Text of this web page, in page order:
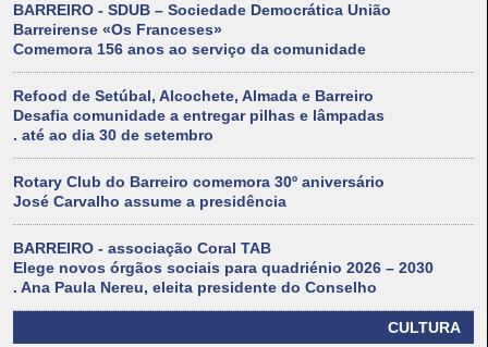
BARREIRO - SDUB – Sociedade Democrática União
Barreirense «Os Franceses»
Comemora 156 anos ao serviço da comunidade
Refood de Setúbal, Alcochete, Almada e Barreiro
Desafia comunidade a entregar pilhas e lâmpadas
. até ao dia 30 de setembro
Rotary Club do Barreiro comemora 30º aniversário
José Carvalho assume a presidência
BARREIRO - associação Coral TAB
Elege novos órgãos sociais para quadriénio 2026 – 2030
. Ana Paula Nereu, eleita presidente do Conselho
CULTURA